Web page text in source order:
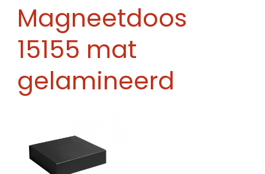
Magneetdoos
15155 mat
gelamineerd